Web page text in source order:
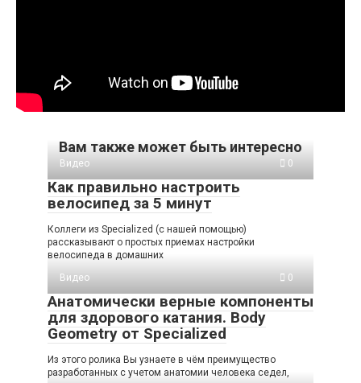
Вам также может быть интересно
Видео 0
Как правильно настроить
велосипед за 5 минут
Коллеги из Specialized (с нашей помощью)
рассказывают о простых приемах настройки
велосипеда в домашних
Видео
0
Анатомически верные компоненты
для здорового катания. Body
Geometry от Specialized
Из этого ролика Вы узнаете в чём преимущество
разработанных с учетом анатомии человека седел,